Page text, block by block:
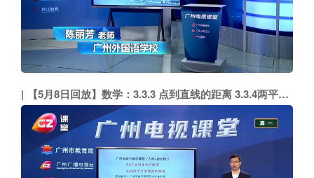
【5月8日回放】数学：3.3.3 点到直线的距离 3.3.4两平行直线间的距离（广州外国语学校 江规华）